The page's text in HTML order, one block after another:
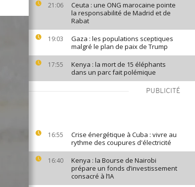
21:06
Ceuta : une ONG marocaine pointe
la responsabilité de Madrid et de
Rabat
19:03
Gaza : les populations sceptiques
malgré le plan de paix de Trump
17:55
Kenya : la mort de 15 éléphants
dans un parc fait polémique
PUBLICITÉ
16:55
Crise énergétique à Cuba : vivre au
rythme des coupures d'électricité
16:40
Kenya : la Bourse de Nairobi
prépare un fonds d’investissement
consacré à l’IA